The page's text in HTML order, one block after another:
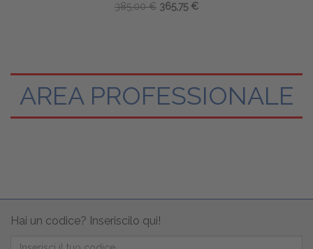
385,00 € 365,75 €
AREA PROFESSIONALE
Hai un codice? Inseriscilo qui!